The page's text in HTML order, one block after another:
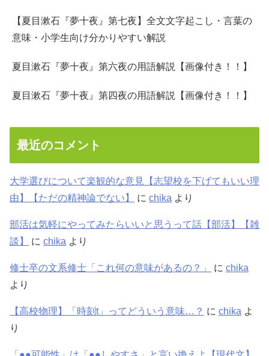
【夏目漱石『夢十夜』第七夜】全文文字起こし・言葉の
意味・小学生向け分かりやすい解説
夏目漱石『夢十夜』第六夜の用語解説【画像付き！！】
夏目漱石『夢十夜』第四夜の用語解説【画像付き！！】
最近のコメント
大学選びについて楽観的な意見【志望校を下げてもいい理
由】【ただの精神論でない】
に chika より
部活は気軽にやってみたらいいと思うって話【部活】【雑
談】
に chika より
修士卒の文系修士「これ何の意味があるの？」 に chika
より
【高校物理】「時刻t」ってどういう意味…？ に chika よ
り